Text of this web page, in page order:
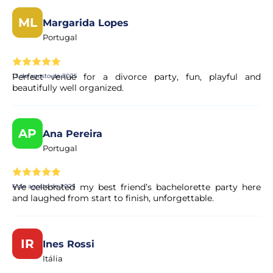
O pagamento é seguro?
Sim. Todos os pagamentos são processados através de
sistemas de pagamento seguros e encriptados,
garantindo total proteção dos seus dados pessoais e
ML Margarida Lopes
Portugal
13 de agosto de 2025
Perfect venue for a divorce party, fun, playful and
beautifully well organized.
AP Ana Pereira
Portugal
4 de agosto de 2025
We celebrated my best friend’s bachelorette party here
and laughed from start to finish, unforgettable.
IR Ines Rossi
Itália